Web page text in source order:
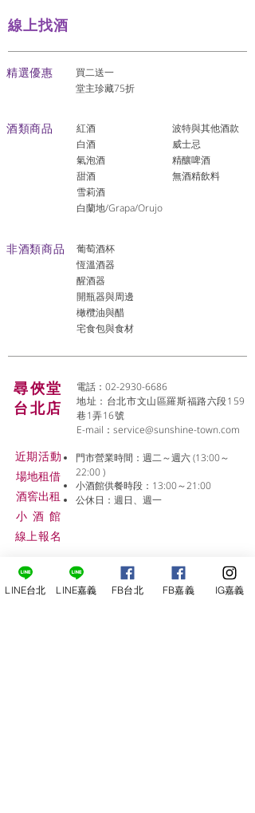
線上找酒
​精選優惠
買二送一
堂主珍藏75折
酒類商品
紅酒
白酒
氣泡酒
​甜酒
雪莉酒
白蘭地/Grapa/Orujo
波特與其他酒款
威士忌
精釀啤酒
​無酒精飲料
非酒類商品
葡萄酒杯
恆溫酒器
醒酒器
開瓶器與周邊
橄欖油與醋
宅食包與食材
尋俠堂
台北店
電話：02-2930-6686
地址：台北市文山區羅斯福路六段159
巷1弄16號
E-mail： service@sunshine-town.com
近期活動
場地租借
​酒窖出租
小酒 館
線上報名
門市營業時間：週二～週六 (13:00～
22:00 )
小酒館供餐時段：13:00～21:00
公休日：週日、週一
LINE台北 LINE嘉義 FB台北 FB嘉義 IG嘉義